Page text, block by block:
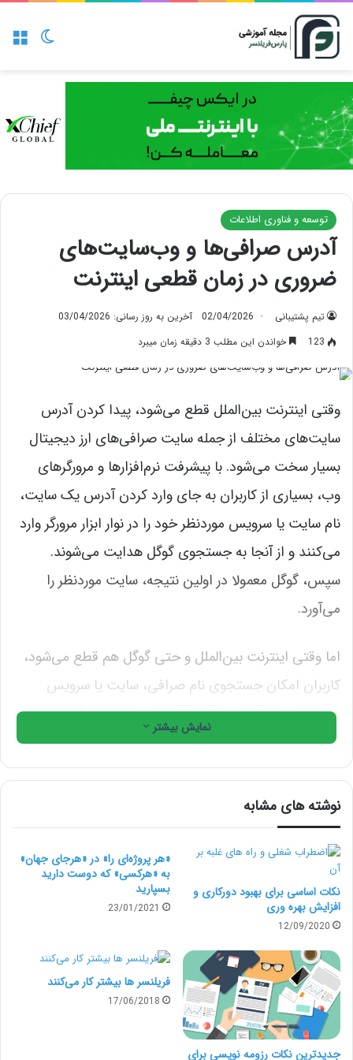
تغییر
توسعه و فناوری اطلاعات
آدرس صرافی‌ها و وب‌سایت‌های
ضروری در زمان قطعی اینترنت
تیم پشتیبانی 02/04/2026
آخرین به روز رسانی: 03/04/2026
123
خواندن این مطلب 3 دقیقه زمان میبرد
وقتی اینترنت بین‌الملل قطع می‌شود، پیدا کردن آدرس
سایت‌های مختلف از جمله سایت صرافی‌های ارز دیجیتال
بسیار سخت می‌شود. با پیشرفت نرم‌افزارها و مرورگرهای
وب، بسیاری از کاربران به جای وارد کردن آدرس یک سایت،
نام سایت یا سرویس موردنظر خود را در نوار ابزار مرورگر وارد
می‌کنند و از آنجا به جستجوی گوگل هدایت می‌شوند.
سپس، گوگل معمولا در اولین نتیجه، سایت موردنظر را
می‌آورد.
اما وقتی اینترنت بین‌الملل و حتی گوگل هم قطع می‌شود،
کاربران امکان جستجوی نام صرافی، سایت یا سرویس
موردنظر خودشان را ندارند. از آنجا که کاربران دیگر به‌ندرت
آدرس سایت‌ها را به‌خاطر می‌سپارند یا در جایی ذخیره
می‌کنند، موقع قطعی اینترنت سردرگمی بزرگی گریبان‌گیر
کاربران می‌شود و پیداکردن سایت‌های حتی پیش‌پاافتاده به
مشکلی بزرگ تبدیل می‌شود.
یکی از روش‌های ذخیره‌سازی آدرس سایت‌ها
در کنار نام آن‌ها استفاده از بوکمارک در مرورگر
است، اما کاربران عادی معمولا از آن استفاده
نمی‌کنند.
نمایش بیشتر
نوشته های مشابه
نکات اساسی برای بهبود دورکاری و
افزایش بهره وری
12/09/2020
«هر پروژه‌ای را» در «هرجای جهان»
به «هرکسی» که دوست دارید
بسپارید
23/01/2021
جدیدترین نکات رزومه‌ نویسی برای
فریلنسر ها بیشتر کار می‌کنند
17/06/2018